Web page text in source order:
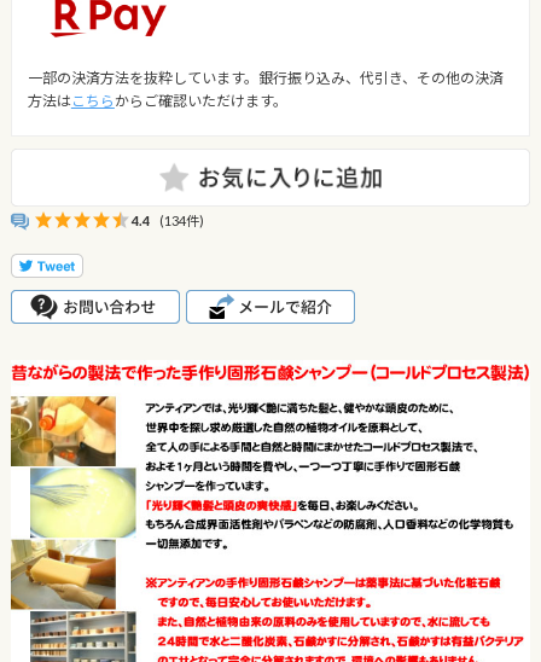
一部の決済方法を抜粋しています。銀行振り込み、代引き、その他の決済
方法は こちら からご確認いただけます。
4.4 (134件)